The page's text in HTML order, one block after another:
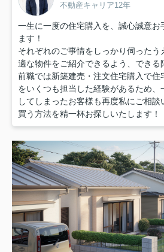
不動産キャリア12年
一生に一度の住宅購入を、誠心誠意お
ます！
それぞれのご事情をしっかり伺った
適な物件をご紹介できるよう、できる
前職では新築建売・注文住宅購入で住
をいくつも担当した経験があるため
してしまったお客様も再度私にご相
買う方法を精一杯お探しいたします！